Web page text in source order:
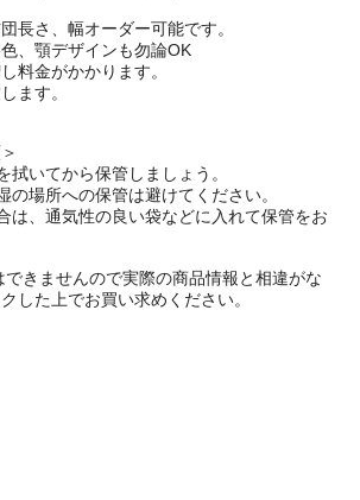
長さ、幅オーダー可能です。
、顎デザインも勿論OK
料金がかかります。
ます。
拭いてから保管しましょう。
の場所への保管は避けてください。
は、通気性の良い袋などに入れて保管をお
きませんので実際の商品情報と相違がな
した上でお買い求めください。